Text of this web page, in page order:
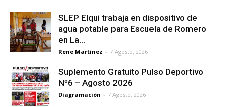
SLEP Elqui trabaja en dispositivo de
agua potable para Escuela de Romero
en La...
Rene Martinez - 7 Agosto, 2026
Suplemento Gratuito Pulso Deportivo
Nº6 – Agosto 2026
Diagramación - 7 Agosto, 2026